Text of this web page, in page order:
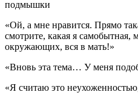
«Ой, а мне нравится. Прямо
смотрите, какая я самобытная,
окружающих, вся в мать!»
«Вновь эта тема… У меня
«Я считаю это